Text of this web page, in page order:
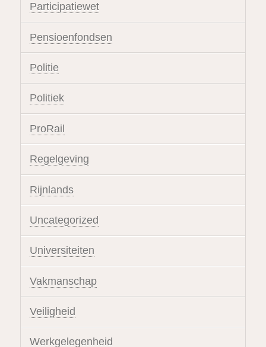
Participatiewet
Pensioenfondsen
Politie
Politiek
ProRail
Regelgeving
Rijnlands
Uncategorized
Universiteiten
Vakmanschap
Veiligheid
Werkgelegenheid